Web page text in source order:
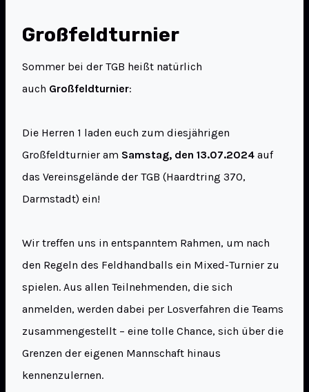
Großfeldturnier
Sommer bei der TGB heißt natürlich
auch Großfeldturnier:
Die Herren 1 laden euch zum diesjährigen
Großfeldturnier am Samstag, den 13.07.2024 auf
das Vereinsgelände der TGB (Haardtring 370,
Darmstadt) ein!
Wir treffen uns in entspanntem Rahmen, um nach
den Regeln des Feldhandballs ein Mixed-Turnier zu
spielen. Aus allen Teilnehmenden, die sich
anmelden, werden dabei per Losverfahren die Teams
zusammengestellt – eine tolle Chance, sich über die
Grenzen der eigenen Mannschaft hinaus
kennenzulernen.